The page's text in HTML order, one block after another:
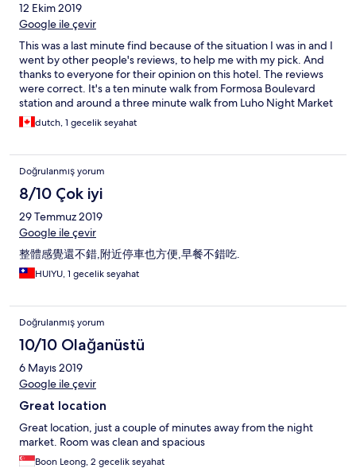
12 Ekim 2019
Google ile çevir
This was a last minute find because of the situation I was in and I
went by other people's reviews, to help me with my pick. And
thanks to everyone for their opinion on this hotel. The reviews
were correct. It's a ten minute walk from Formosa Boulevard
station and around a three minute walk from Luho Night Market
The hotel looks to be in an older part of town but this shouldn't
discourage anyone from staying here. I am pretty easy going,
Check in was a breeze and the staff explained everything clearly
for my stay here. The room was a very good size, was very clean,
had free bottles of water, and the bathroom has all the
amenities you need for your stay. I had the breakfast option and
there was a good variety of food. A good mix of western and
Asian food, and local fruits that are grown in the region. The
staff from the front desk, to the dining area, to the cleaning,
work very hard, and do an excellent job. They should be
commended for the great work they do, to make your stay so
dutch, 1 gecelik seyahat
Doğrulanmış yorum
8/10 Çok iyi
29 Temmuz 2019
Google ile çevir
整體感覺還不錯,附近停車也方便,早餐不錯吃.
HUIYU, 1 gecelik seyahat
Doğrulanmış yorum
10/10 Olağanüstü
6 Mayıs 2019
Google ile çevir
Great location
Great location, just a couple of minutes away from the night
market. Room was clean and spacious
Boon Leong, 2 gecelik seyahat